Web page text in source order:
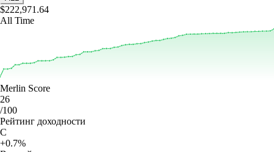
$222,971.64
All Time
Merlin Score
26
/100
Рейтинг доходности
C
+0.7%